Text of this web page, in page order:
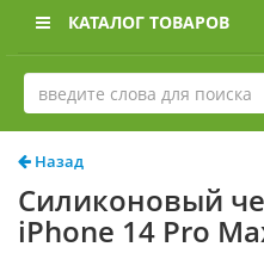
КАТАЛОГ ТОВАРОВ
Назад
Силиконовый
iPhone 14 Pro